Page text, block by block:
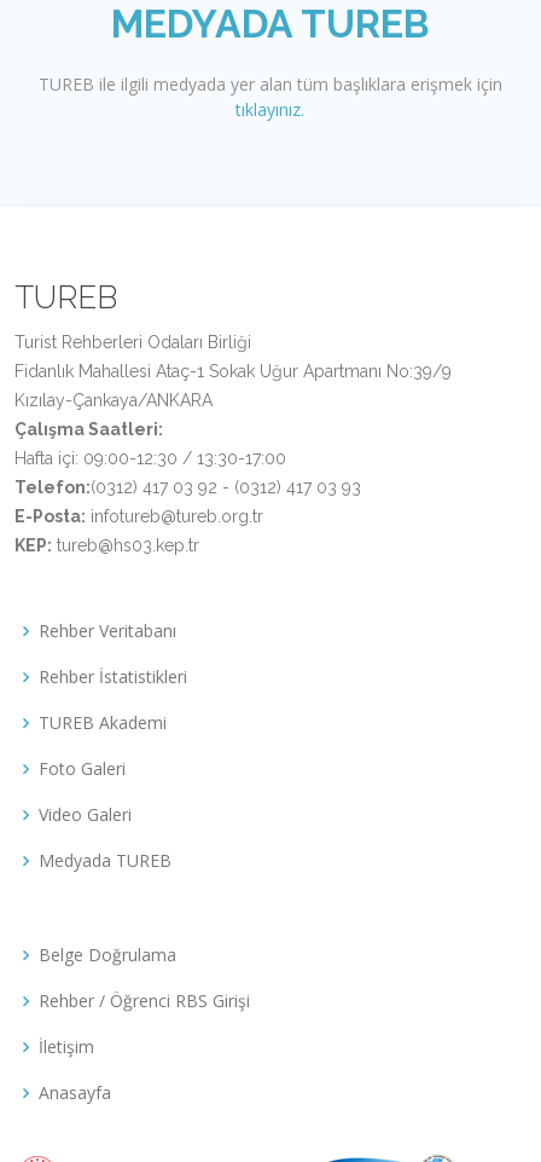
MEDYADA TUREB
TUREB ile ilgili medyada yer alan tüm başlıklara erişmek için
tıklayınız.
TUREB
Turist Rehberleri Odaları Birliği
Fidanlık Mahallesi Ataç-1 Sokak Uğur Apartmanı No:39/9
Kızılay-Çankaya/ANKARA
Çalışma Saatleri:
Hafta içi: 09:00-12:30 / 13:30-17:00
Telefon:(0312) 417 03 92 - (0312) 417 03 93
E-Posta: infotureb@tureb.org.tr
KEP: tureb@hs03.kep.tr
Rehber Veritabanı
Rehber İstatistikleri
TUREB Akademi
Foto Galeri
Video Galeri
Medyada TUREB
Belge Doğrulama
Rehber / Öğrenci RBS Girişi
İletişim
Anasayfa